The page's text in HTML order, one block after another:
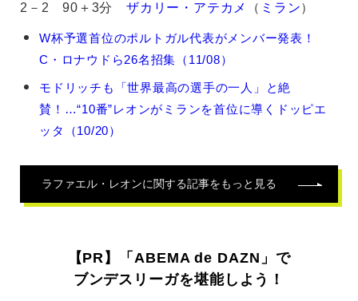
2－2 90＋3分 ザカリー・アテカメ （ ミラン）
ラ
エ
ル・
の
記
W杯予選首位のポルトガル代表がメンバー発表！
C・ロナウドら26名招集（11/08）
モドリッチも「世界最高の選手の一人」と絶
賛！…“10番”レオンがミランを首位に導くドッピエ
ッタ（10/20）
ラファエル・レオンに関する記事をもっと見る
【PR】「ABEMA de DAZN」で
ブンデスリーガを堪能しよう！